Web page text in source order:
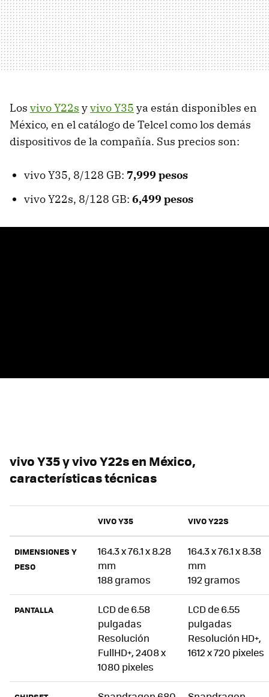
Los vivo Y22s yvivo Y35 ya están disponibles en
México, en el catálogo de Telcel como los demás
dispositivos de la compañía. Sus precios son:
vivo Y35, 8/128 GB: 7,999 pesos
vivo Y22s, 8/128 GB: 6,499 pesos
vivo Y35 y vivo Y22s en México,
características técnicas
VIVO Y35 VIVO Y22S
DIMENSIONES Y
PESO
164.3 x 76.1 x 8.28
mm
188 gramos
164.3 x 76.1 x 8.38
mm
192 gramos
PANTALLA
LCD de 6.58
pulgadas
Resolución
FullHD+, 2408 x
1080 pixeles
LCD de 6.55
pulgadas
Resolución HD+,
1612 x 720 pixeles